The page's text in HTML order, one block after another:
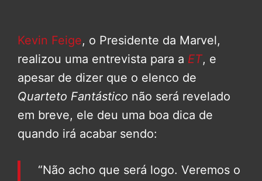
Kevin Feige, o Presidente da Marvel,
realizou uma entrevista para a ET, e
apesar de dizer que o elenco de
Quarteto Fantástico não será revelado
em breve, ele deu uma boa dica de
quando irá acabar sendo:
“Não acho que será logo. Veremos o